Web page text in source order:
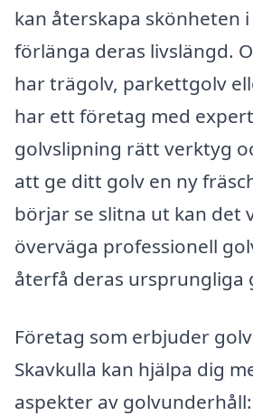
kan återskapa skönheten
förlänga deras livslängd.
har trägolv, parkettgolv
har ett företag med
golvslipning rätt verktyg
att ge ditt golv en ny
börjar se slitna ut kan det
överväga professionell
återfå deras ursprungliga
Företag som erbjuder
Skavkulla kan hjälpa dig
aspekter av golvunderhåll: